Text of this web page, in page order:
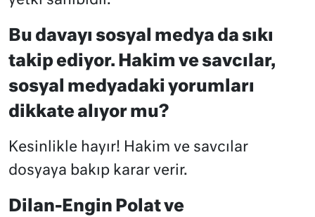
Bu davayı sosyal medya da sıkı
takip ediyor. Hakim ve savcılar,
sosyal medyadaki yorumları
dikkate alıyor mu?
Kesinlikle hayır! Hakim ve savcılar
dosyaya bakıp karar verir.
Dilan-Engin Polat ve